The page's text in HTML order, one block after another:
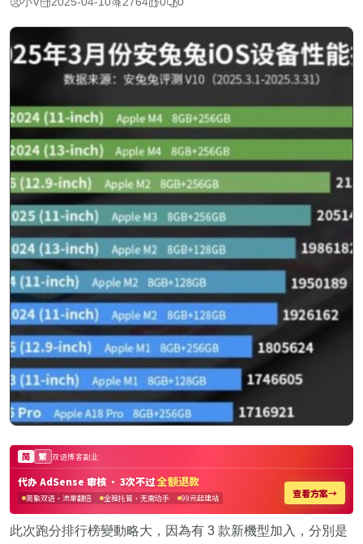
此次跑分排行榜變動略大，因為有 3 款新機型加入，分別是